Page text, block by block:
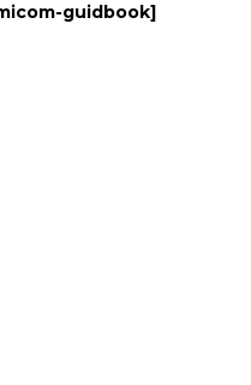
guidbook]